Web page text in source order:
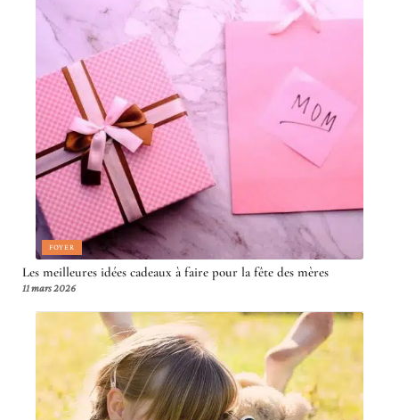
FOYER
Les meilleures idées cadeaux à faire pour la fête des mères
11 mars 2026